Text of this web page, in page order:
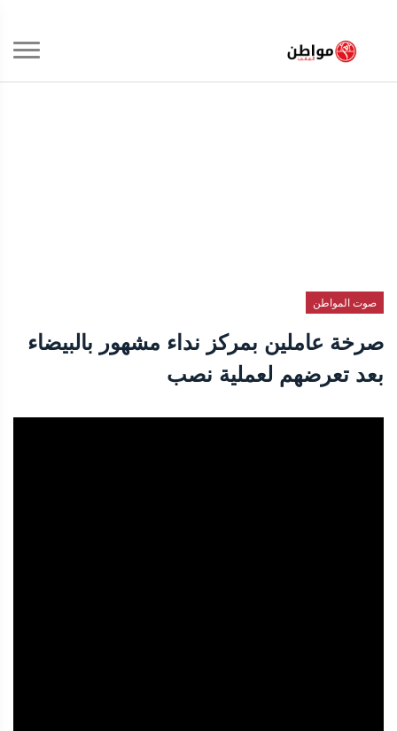
صوت المواطن
صرخة عاملين بمركز نداء مشهور بالبيضاء
بعد تعرضهم لعملية نصب